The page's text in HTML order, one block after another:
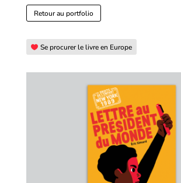
Retour au portfolio
Se procurer le livre en Europe